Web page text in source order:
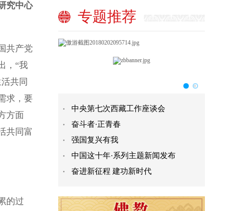
究中心
共产党
，“我
共同
求，要
方面
共同富
的过
专题推荐
中央第七次西藏工作座谈会
奋斗者·正青春
强国复兴有我
中国这十年·系列主题新闻发布
奋进新征程 建功新时代